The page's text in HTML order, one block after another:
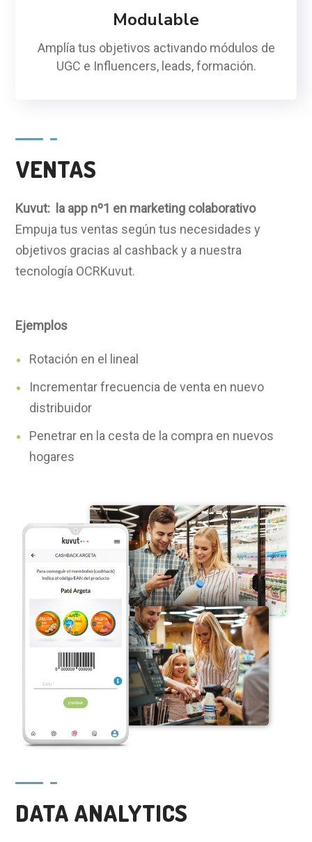
Modulable
Amplía tus objetivos activando módulos de
UGC e Influencers, leads, formación.
VENTAS
Kuvut: la app nº1 en marketing colaborativo
Empuja tus ventas según tus necesidades y
objetivos gracias al cashback y a nuestra
tecnología OCRKuvut.
Ejemplos
Rotación en el lineal
Incrementar frecuencia de venta en nuevo
distribuidor
Penetrar en la cesta de la compra en nuevos
hogares
DATA ANALYTICS